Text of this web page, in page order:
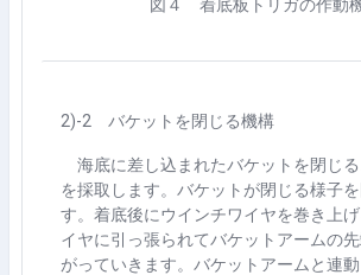
図４ 着底板トリガの作動
2)-2 バケットを閉じる機構
海底に差し込まれたバケットを閉じ
を採取します。バケットが閉じる様子を
す。着底後にウインチワイヤを巻き上
イヤに引っ張られてバケットアームの
がっていきます。バケットアームと連